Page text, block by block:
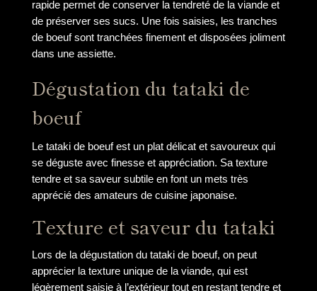
rapide permet de conserver la tendreté de la viande et
de préserver ses sucs. Une fois saisies, les tranches
de boeuf sont tranchées finement et disposées joliment
dans une assiette.
Dégustation du tataki de
boeuf
Le tataki de boeuf est un plat délicat et savoureux qui
se déguste avec finesse et appréciation. Sa texture
tendre et sa saveur subtile en font un mets très
apprécié des amateurs de cuisine japonaise.
Texture et saveur du tataki
Lors de la dégustation du tataki de boeuf, on peut
apprécier la texture unique de la viande, qui est
légèrement saisie à l’extérieur tout en restant tendre et